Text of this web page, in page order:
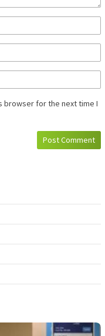
browser for the next time I